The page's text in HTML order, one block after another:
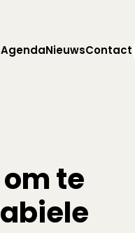
AgendaNieuwsContact
te